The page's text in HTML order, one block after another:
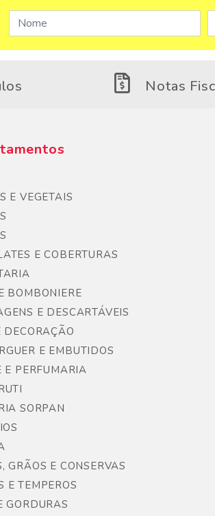
Notas
E VEGETAIS
E COBERTURAS
BOMBONIERE
E DESCARTÁVEIS
DECORAÇÃO
E EMBUTIDOS
E PERFUMARIA
SORPAN
GRÃOS E CONSERVAS
E TEMPEROS
GORDURAS